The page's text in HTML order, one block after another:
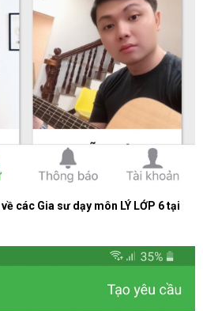
các Gia sư dạy môn LÝ LỚP 6 tại